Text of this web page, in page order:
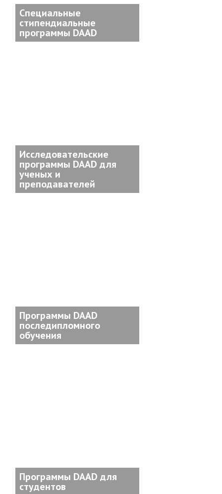
Специальные
стипендиальные
программы DAAD
Исследовательские
программы DAAD для
ученых и
преподавателей
Программы DAAD
последипломного
обучения
Программы DAAD для
студентов